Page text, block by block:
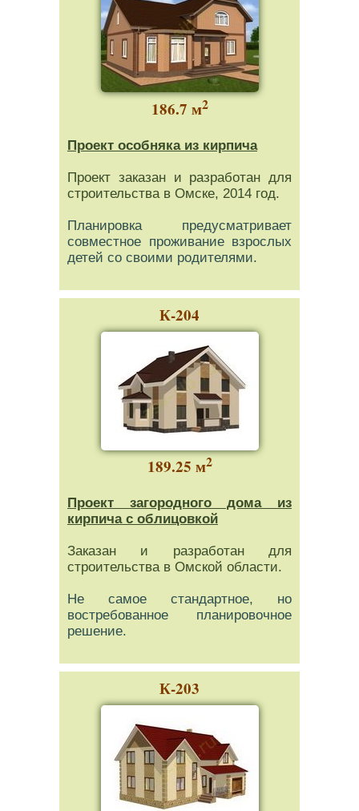
186.7 м2
Проект особняка из кирпича
Проект заказан и разработан для
строительства в Омске, 2014 год.
Планировка предусматривает
совместное проживание взрослых
детей со своими родителями.
К-204
189.25 м2
Проект загородного дома из
кирпича с облицовкой
Заказан и разработан для
строительства в Омской области.
Не самое стандартное, но
востребованное планировочное
решение.
К-203